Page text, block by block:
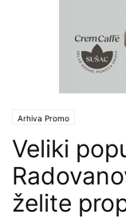
Arhiva Promo
Veliki
želite